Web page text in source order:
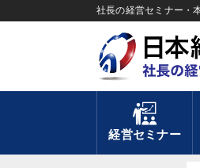
社長の経営セミナー・
経営セミナー